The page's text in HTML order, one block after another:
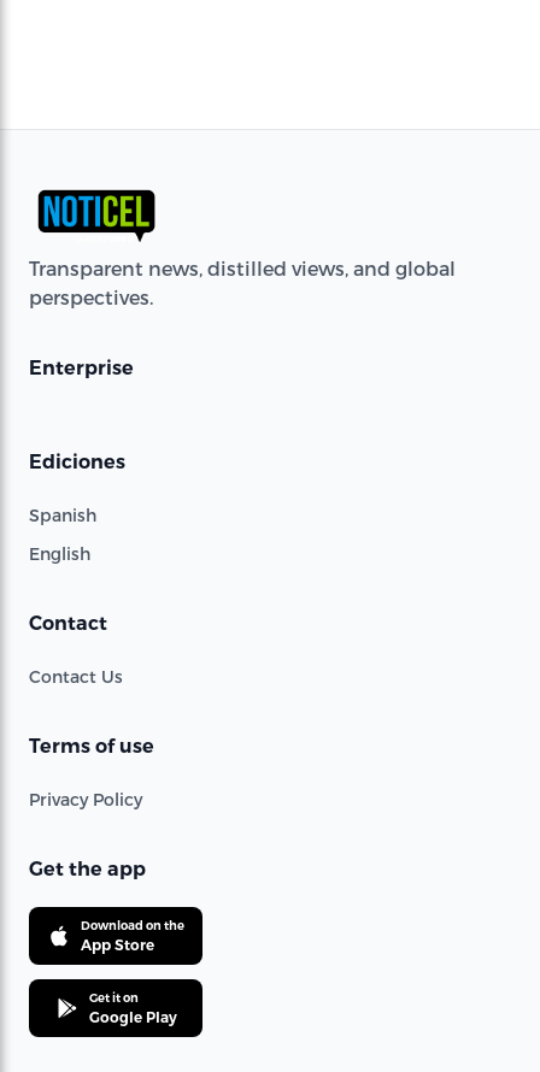
Transparent news, distilled views, and global
perspectives.
Enterprise
Ediciones
Spanish
English
Contact
Contact Us
Terms of use
Privacy Policy
Get the app
Download on the
App Store
Get it on
Google Play